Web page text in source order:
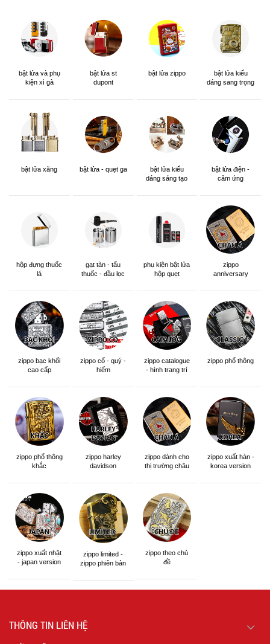
bật lửa và phụ
kiện xì gà
bật lửa st
dupont
bật lửa zippo
bật lửa kiểu
dáng sang trọng
bật lửa xăng bật lửa - quẹt ga
bật lửa kiểu
dáng sáng tạo
bật lửa điện -
cảm ứng
hộp đựng thuốc
lá
gạt tàn - tẩu
thuốc - đầu lọc
phụ kiện bật lửa
hộp quẹt
zippo
anniversary
zippo bạc khối
cao cấp
zippo cổ - quý -
hiếm
zippo catalogue
- hình trang trí
zippo phổ thông
zippo phổ thông
khắc
zippo harley
davidson
zippo dành cho
thị trường châu
zippo xuất hàn -
korea version
zippo xuất nhật
- japan version
zippo limited -
zippo phiên bản
zippo theo chủ
đề
THÔNG TIN LIÊN HỆ